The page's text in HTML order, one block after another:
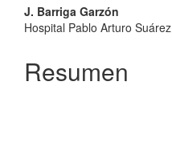
J. Barriga Garzón
Hospital Pablo Arturo Suárez
Resumen